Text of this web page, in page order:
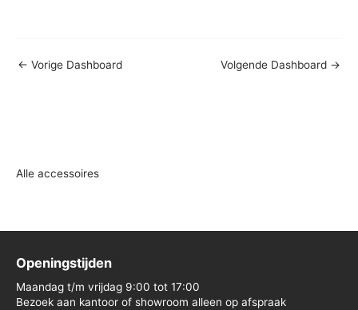
Alle accessoires
← Vorige Dashboard Volgende Dashboard →
Openingstijden
Maandag t/m vrijdag 9:00 tot 17:00
Bezoek aan kantoor of showroom alleen op afspraak